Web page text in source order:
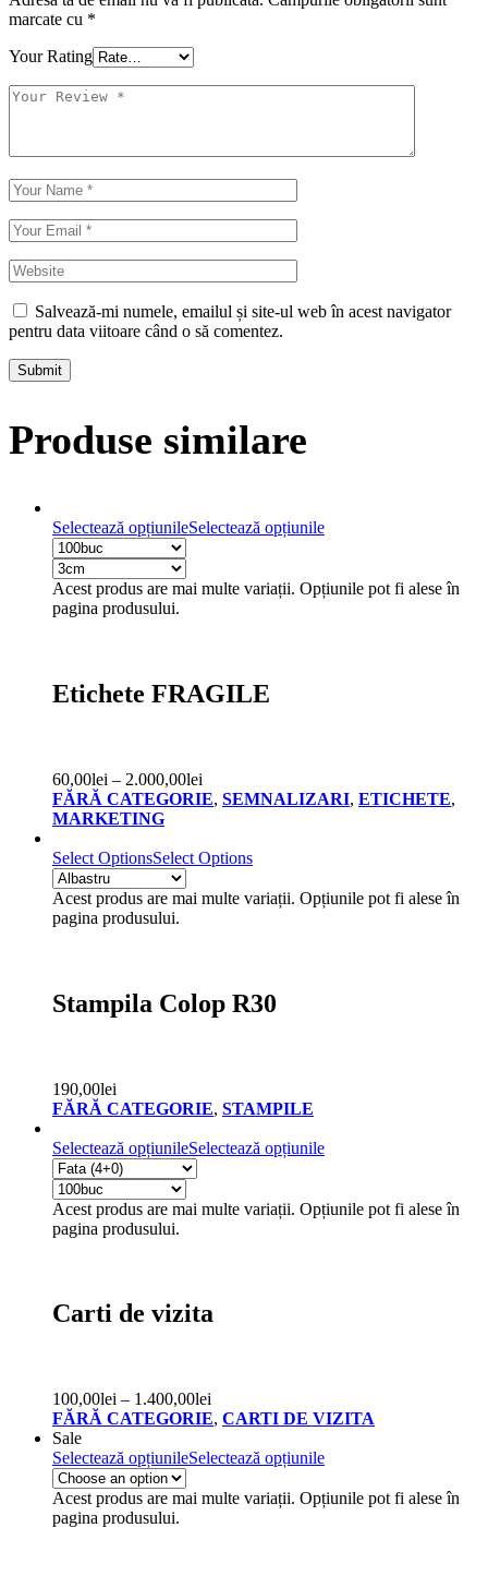
marcate cu *
Your Rating
Salvează-mi numele, emailul și site-ul web în acest navigator
pentru data viitoare când o să comentez.
Submit
Produse similare
Selectează opțiunileSelectează opțiunile
Acest produs are mai multe variații. Opțiunile pot fi alese în
pagina produsului.
Etichete FRAGILE
60,00lei – 2.000,00lei
FĂRĂ CATEGORIE, SEMNALIZARI, ETICHETE,
MARKETING
Select OptionsSelect Options
Acest produs are mai multe variații. Opțiunile pot fi alese în
pagina produsului.
Stampila Colop R30
190,00lei
FĂRĂ CATEGORIE, STAMPILE
Selectează opțiunileSelectează opțiunile
Acest produs are mai multe variații. Opțiunile pot fi alese în
pagina produsului.
Carti de vizita
100,00lei – 1.400,00lei
FĂRĂ CATEGORIE, CARTI DE VIZITA
Sale
Selectează opțiunileSelectează opțiunile
Acest produs are mai multe variații. Opțiunile pot fi alese în
pagina produsului.